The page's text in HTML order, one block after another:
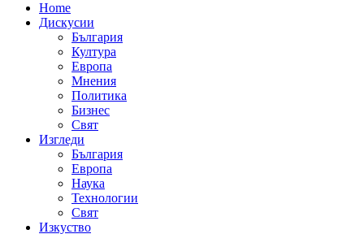
Home
Дискусии
България
Култура
Европа
Мнения
Политика
Бизнес
Свят
Изгледи
България
Европа
Наука
Технологии
Свят
Изкуство